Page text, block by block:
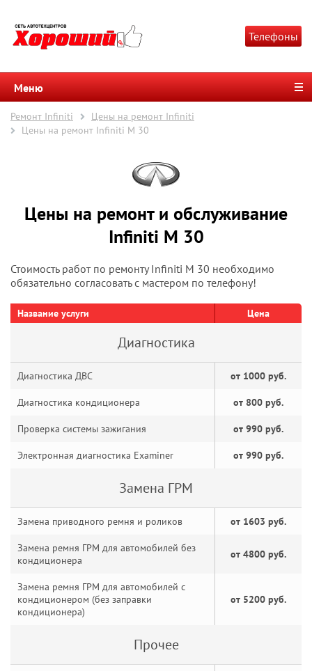
Телефоны
Меню
Ремонт Infiniti
Цены на ремонт Infiniti
Цены на ремонт Infiniti M 30
Цены на ремонт и обслуживание
Infiniti M 30
Стоимость работ по ремонту Infiniti M 30 необходимо
обязательно согласовать с мастером по телефону!
Название услуги Цена
Диагностика
Диагностика ДВС от 1000 руб.
Диагностика кондиционера от 800 руб.
Проверка системы зажигания от 990 руб.
Электронная диагностика Examiner от 990 руб.
Замена ГРМ
Замена приводного ремня и роликов от 1603 руб.
Замена ремня ГРМ для автомобилей без
кондиционера
от 4800 руб.
Замена ремня ГРМ для автомобилей с
кондиционером (без заправки
кондиционера)
от 5200 руб.
Прочее